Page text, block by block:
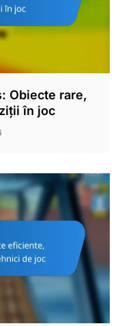
Obiecte rare,
în joc